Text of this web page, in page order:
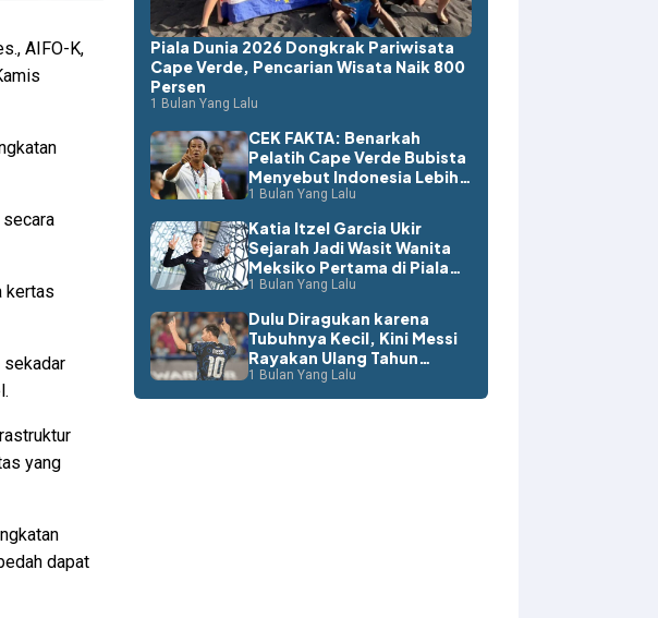
AIFO-K,
kertas
sekadar
yang
dapat
Piala Dunia 2026 Dongkrak Pariwisata
Cape Verde, Pencarian Wisata Naik 800
Persen
1 Bulan Yang Lalu
CEK FAKTA: Benarkah
Pelatih Cape Verde Bubista
Menyebut Indonesia Lebih
Layak ke Piala Dunia?
1 Bulan Yang Lalu
Katia Itzel Garcia Ukir
Sejarah Jadi Wasit Wanita
Meksiko Pertama di Piala
Dunia
1 Bulan Yang Lalu
Dulu Diragukan karena
Tubuhnya Kecil, Kini Messi
Rayakan Ulang Tahun
dengan Rekor Dunia
1 Bulan Yang Lalu